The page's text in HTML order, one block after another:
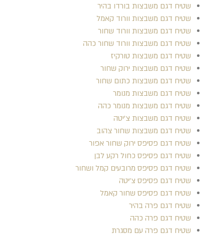
שטיח דגם משבצות בורדו בהיר
שטיח דגם משבצות וורוד קאמל
שטיח דגם משבצות וורוד שחור
שטיח דגם משבצות וורוד שחור כהה
שטיח דגם משבצות טורקיז
שטיח דגם משבצות ירוק שחור
שטיח דגם משבצות כתום שחור
שטיח דגם משבצות מנומר
שטיח דגם משבצות מנומר כהה
שטיח דגם משבצות צ'יטה
שטיח דגם משבצות שחור צהוב
שטיח דגם פסיפס ירוק שחור אפור
שטיח דגם פסיפס כחול רקע לבן
שטיח דגם פסיפס מרובעים קמל ושחור
שטיח דגם פסיפס צ'יטה
שטיח דגם פסיפס שחור קאמל
שטיח דגם פרה בהיר
שטיח דגם פרה כהה
שטיח דגם פרה עם מסגרת